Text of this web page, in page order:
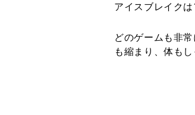
アイスブレイク
どのゲームも非
も縮まり、体も